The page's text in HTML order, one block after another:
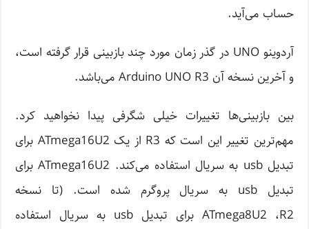
حساب می‌آید.
آردوینو UNO در گذر زمان مورد چند بازبینی قرار گرفته است،
و آخرین نسخه آن Arduino UNO R3 می‌باشد.
بین بازبینی‌ها تغییرات خیلی شگرفی پیدا نخواهید کرد.
مهم‌ترین تغییر این است که R3 از یک ATmega16U2 برای
تبدیل usb به سریال استفاده می‌کند. ATmega16U2 برای
تبدیل usb به سریال پروگرم شده است. (تا نسخه
ATmega8U2 ،R2 برای تبدیل usb به سریال استفاده